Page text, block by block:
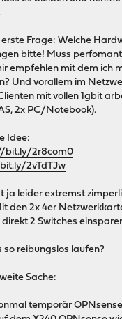
Frage: Welche
bitte! Muss
empfehlen mit dem ich
Und vorallem im
mit vollen 1gbit
2x PC/Notebook).
Idee:
bit.ly/2r8com0
2vTdTJw
ja leider extremst
den 2x 4er
2 Switches
so reibungslos laufen?
Sache:
temporär